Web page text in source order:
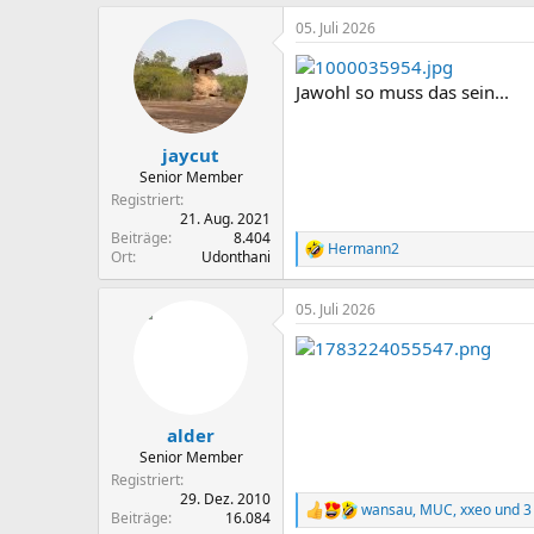
a
k
t
i
o
jaycut
Senior Member
Registriert
21. Aug. 2021
Beiträge
8.404
Ort
Udonthani
05. Juli 2026
Jawohl so muss das sein...
R
e
a
k
t
i
Hermann2
alder
Senior Member
Registriert
29. Dez. 2010
Beiträge
16.084
05. Juli 2026
R
wansau, MUC,xxeo und